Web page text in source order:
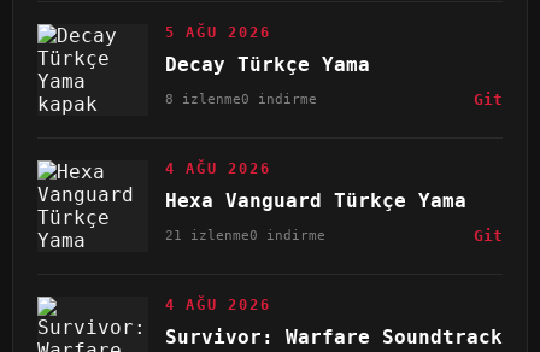
5 AĞU 2026
Decay Türkçe Yama
8 izlenme0 indirme Git
4 AĞU 2026
Hexa Vanguard Türkçe Yama
21 izlenme0 indirme Git
4 AĞU 2026
Survivor: Warfare Soundtrack